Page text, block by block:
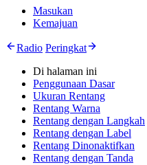
Masukan
Kemajuan
Radio Peringkat
Di halaman ini
Penggunaan Dasar
Ukuran Rentang
Rentang Warna
Rentang dengan Langkah
Rentang dengan Label
Rentang Dinonaktifkan
Rentang dengan Tanda